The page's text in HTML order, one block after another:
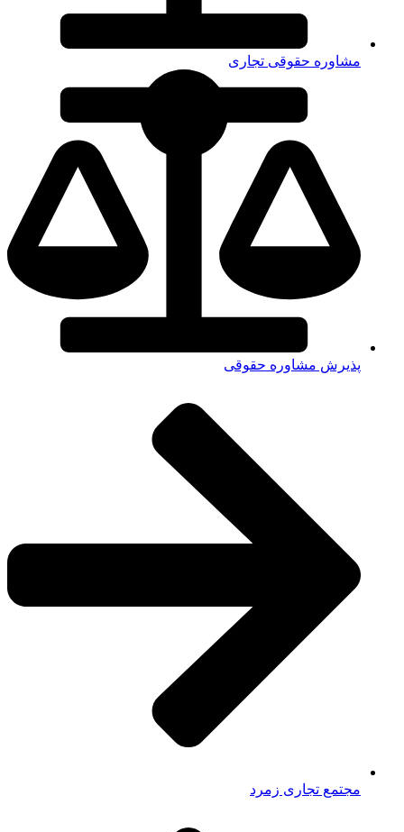
مشاوره حقوقی تجاری
پذیرش مشاوره حقوقی
مجتمع تجاری زمرد